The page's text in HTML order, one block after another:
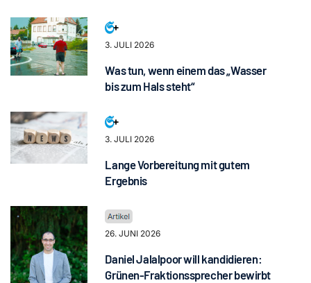
3. JULI 2026
Was tun, wenn einem das „Wasser
bis zum Hals steht“
3. JULI 2026
Lange Vorbereitung mit gutem
Ergebnis
26. JUNI 2026
Daniel Jalalpoor will kandidieren:
Grünen-Fraktionssprecher bewirbt